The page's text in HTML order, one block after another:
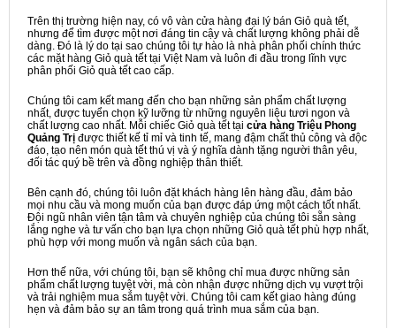
Trên thị trường hiện nay, có vô vàn cửa hàng đại lý bán Giỏ quà tết,
nhưng để tìm được một nơi đáng tin cậy và chất lượng không phải dễ
dàng. Đó là lý do tại sao chúng tôi tự hào là nhà phân phối chính thức
các mặt hàng Giỏ quà tết tại Việt Nam và luôn đi đầu trong lĩnh vực
phân phối Giỏ quà tết cao cấp.
Chúng tôi cam kết mang đến cho bạn những sản phẩm chất lượng
nhất, được tuyển chọn kỹ lưỡng từ những nguyên liệu tươi ngon và
chất lượng cao nhất. Mỗi chiếc Giỏ quà tết tại cửa hàng Triệu Phong
Quảng Trị được thiết kế tỉ mỉ và tinh tế, mang đậm chất thủ công và độc
đáo, tạo nên món quà tết thú vị và ý nghĩa dành tặng người thân yêu,
đối tác quý bề trên và đồng nghiệp thân thiết.
Bên cạnh đó, chúng tôi luôn đặt khách hàng lên hàng đầu, đảm bảo
mọi nhu cầu và mong muốn của bạn được đáp ứng một cách tốt nhất.
Đội ngũ nhân viên tận tâm và chuyên nghiệp của chúng tôi sẵn sàng
lắng nghe và tư vấn cho bạn lựa chọn những Giỏ quà tết phù hợp nhất,
phù hợp với mong muốn và ngân sách của bạn.
Hơn thế nữa, với chúng tôi, bạn sẽ không chỉ mua được những sản
phẩm chất lượng tuyệt vời, mà còn nhận được những dịch vụ vượt trội
và trải nghiệm mua sắm tuyệt vời. Chúng tôi cam kết giao hàng đúng
hẹn và đảm bảo sự an tâm trong quá trình mua sắm của bạn.